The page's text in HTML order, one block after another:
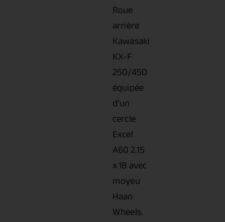
Roue
arrière
Kawasaki
KX-F
250/450
équipée
d’un
cercle
Excel
A60 2.15
x 18 avec
moyeu
Haan
Wheels.